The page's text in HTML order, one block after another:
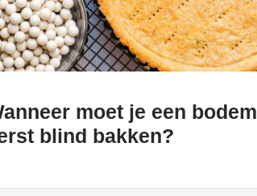
moet je een bodem
blind bakken?